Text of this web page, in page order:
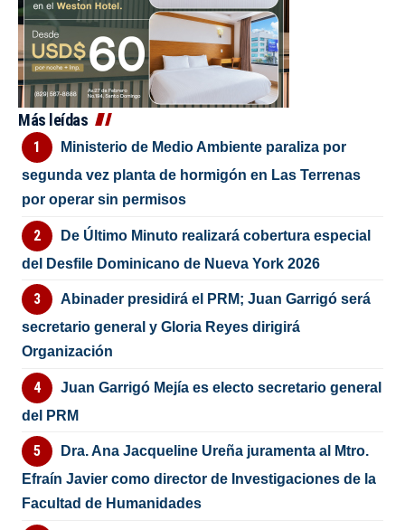
Más leídas
Ministerio de Medio Ambiente paraliza por
segunda vez planta de hormigón en Las Terrenas
por operar sin permisos
De Último Minuto realizará cobertura especial
del Desfile Dominicano de Nueva York 2026
Abinader presidirá el PRM; Juan Garrigó será
secretario general y Gloria Reyes dirigirá
Organización
Juan Garrigó Mejía es electo secretario general
del PRM
Dra. Ana Jacqueline Ureña juramenta al Mtro.
Efraín Javier como director de Investigaciones de la
Facultad de Humanidades